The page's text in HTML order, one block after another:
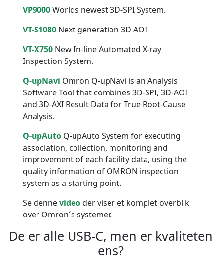
VP9000Worlds newest 3D-SPI System.
VT-S1080Next generation 3D AOI
VT-X750New In-line Automated X-ray
Inspection System.
Q-upNavi Omron Q-upNavi is an Analysis
Software Tool that combines 3D-SPI, 3D-AOI
and 3D-AXI Result Data for True Root-Cause
Analysis.
Q-upAutoQ-upAuto System for executing
association, collection, monitoring and
improvement of each facility data, using the
quality information of OMRON inspection
system as a starting point.
Se dennevideoder viser et komplet overblik
over Omron´s systemer.
De er alle USB-C, men er kvaliteten
ens?